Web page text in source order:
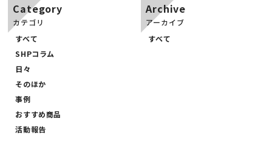
Category
カテゴリ
すべて
SHPコラム
日々
そのほか
事例
おすすめ商品
活動報告
Archive
アーカイブ
すべて